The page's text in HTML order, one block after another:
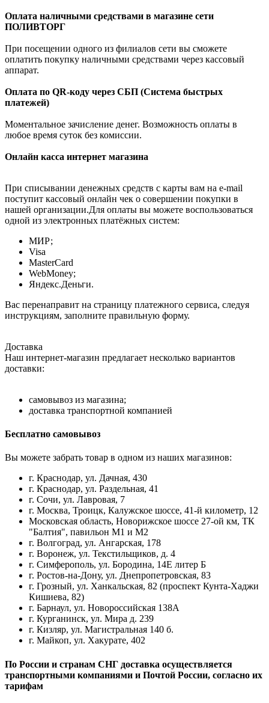
Оплата наличными средствами в магазине сети
ПОЛИВТОРГ
При посещении одного из филиалов сети вы сможете
оплатить покупку наличными средствами через кассовый
аппарат.
Оплата по QR-коду через СБП (Система быстрых
платежей)
Моментальное зачисление денег. Возможность оплаты в
любое время суток без комиссии.
Онлайн касса интернет магазина
При списывании денежных средств с карты вам на e-mail
поступит кассовый онлайн чек о совершении покупки в
нашей организации.Для оплаты вы можете воспользоваться
одной из электронных платёжных систем:
МИР;
Visa
MasterCard
WebMoney;
Яндекс.Деньги.
Вас перенаправит на страницу платежного сервиса, следуя
инструкциям, заполните правильную форму.
Доставка
Наш интернет-магазин предлагает несколько вариантов
доставки:
самовывоз из магазина;
доставка транспортной компанией
Бесплатно самовывоз
Вы можете забрать товар в одном из наших магазинов:
г. Краснодар, ул. Дачная, 430
г. Краснодар, ул. Раздельная, 41
г. Сочи, ул. Лавровая, 7
г. Москва, Троицк, Калужское шоссе, 41-й километр, 12
Московская область, Новорижское шоссе 27-ой км, ТК
"Балтия", павильон М1 и М2
г. Волгоград, ул. Ангарская, 178
г. Воронеж, ул. Текстильщиков, д. 4
г. Симферополь, ул. Бородина, 14Е литер Б
г. Ростов-на-Дону, ул. Днепропетровская, 83
г. Грозный, ул. Ханкальская, 82 (проспект Кунта-Хаджи
Кишиева, 82)
г. Барнаул, ул. Новороссийская 138А
г. Курганинск, ул. Мира д. 239
г. Кизляр, ул. Магистральная 140 б.
г. Майкоп, ул. Хакурате, 402
По России и странам СНГ доставка осуществляется
транспортными компаниями и Почтой России, согласно их
тарифам